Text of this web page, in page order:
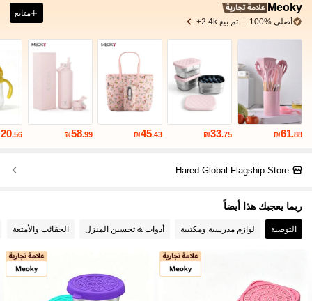
Meoky
أصلي %100 تم بيع 2.4k+
متابع
₪61.88
₪33.75
₪45.43
₪58.99
20.56
Hared Global Flagship Store
ربما يعجبك هذا أيضاً
التوصية لوازم مدرسية ومكتبية أدوات & تحسين المنزل الحقائب والأمتعة